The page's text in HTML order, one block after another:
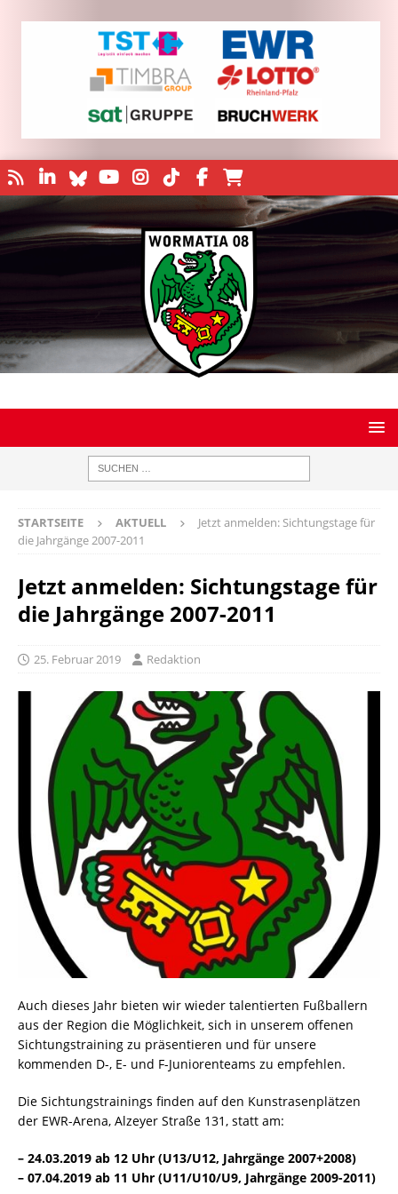
STARTSEITE AKTUELL
Jetzt anmelden: Sichtungstage für
die Jahrgänge 2007-2011
Jetzt anmelden: Sichtungstage für
die Jahrgänge 2007-2011
25. Februar 2019 Redaktion
Auch dieses Jahr bieten wir wieder talentierten Fußballern
aus der Region die Möglichkeit, sich in unserem offenen
Sichtungstraining zu präsentieren und für unsere
kommenden D-, E- und F-Juniorenteams zu empfehlen.
Die Sichtungstrainings finden auf den Kunstrasenplätzen
der EWR-Arena, Alzeyer Straße 131, statt am:
– 24.03.2019 ab 12 Uhr (U13/U12, Jahrgänge 2007+2008)
– 07.04.2019 ab 11 Uhr (U11/U10/U9, Jahrgänge 2009-2011)